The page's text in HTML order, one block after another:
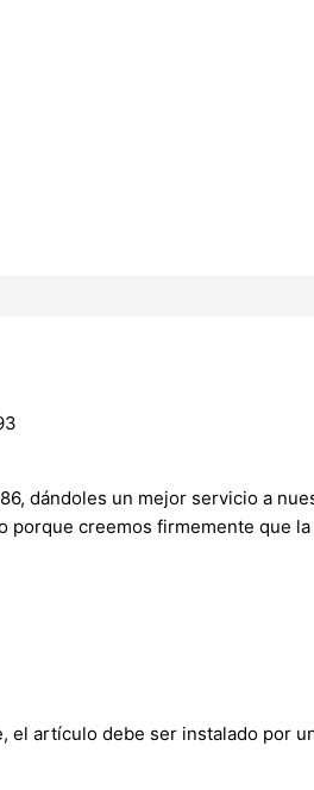
dándoles un mejor servicio a
creemos firmemente que
el artículo debe ser instalado por